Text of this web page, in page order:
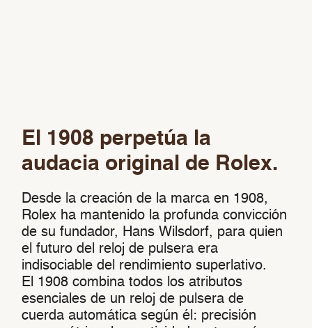
El 1908 perpetúa la
audacia original de Rolex.
Desde la creación de la marca en 1908,
Rolex ha mantenido la profunda convicción
de su fundador, Hans Wilsdorf, para quien
el futuro del reloj de pulsera era
indisociable del rendimiento superlativo.
El 1908 combina todos los atributos
esenciales de un reloj de pulsera de
cuerda automática según él: precisión